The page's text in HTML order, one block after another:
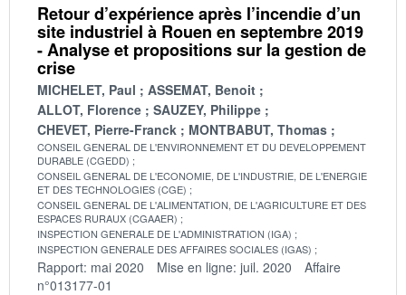
Retour d’expérience après l’incendie d’un
site industriel à Rouen en septembre 2019
- Analyse et propositions sur la gestion de
crise
MICHELET, Paul
ASSEMAT, Benoit
ALLOT, Florence
SAUZEY, Philippe
CHEVET, Pierre-Franck
MONTBABUT, Thomas
CONSEIL GENERAL DE L'ENVIRONNEMENT ET DU DEVELOPPEMENT
DURABLE (CGEDD)
CONSEIL GENERAL DE L'ECONOMIE, DE L'INDUSTRIE, DE L'ENERGIE
ET DES TECHNOLOGIES (CGE)
CONSEIL GENERAL DE L'ALIMENTATION, DE L'AGRICULTURE ET DES
ESPACES RURAUX (CGAAER)
INSPECTION GENERALE DE L'ADMINISTRATION (IGA)
INSPECTION GENERALE DES AFFAIRES SOCIALES (IGAS)
Rapport: mai 2020 Mise en ligne: juil. 2020
Affaire
n°013177-01